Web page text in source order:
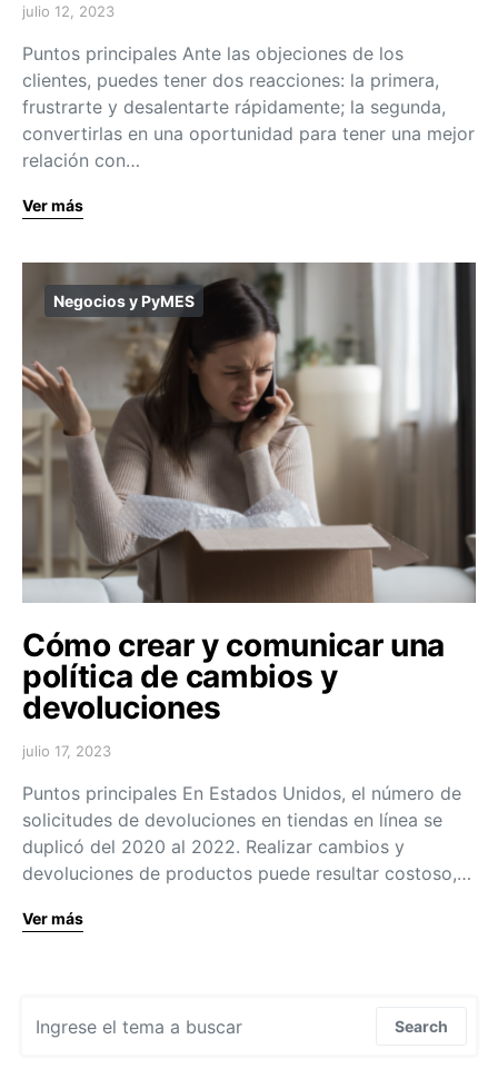
julio 12, 2023
Puntos principales Ante las objeciones de los
clientes, puedes tener dos reacciones: la primera,
frustrarte y desalentarte rápidamente; la segunda,
convertirlas en una oportunidad para tener una mejor
relación con…
Ver más
Negocios y PyMES
Cómo crear y comunicar una
política de cambios y
devoluciones
julio 17, 2023
Puntos principales En Estados Unidos, el número de
solicitudes de devoluciones en tiendas en línea se
duplicó del 2020 al 2022. Realizar cambios y
devoluciones de productos puede resultar costoso,…
Ver más
Search